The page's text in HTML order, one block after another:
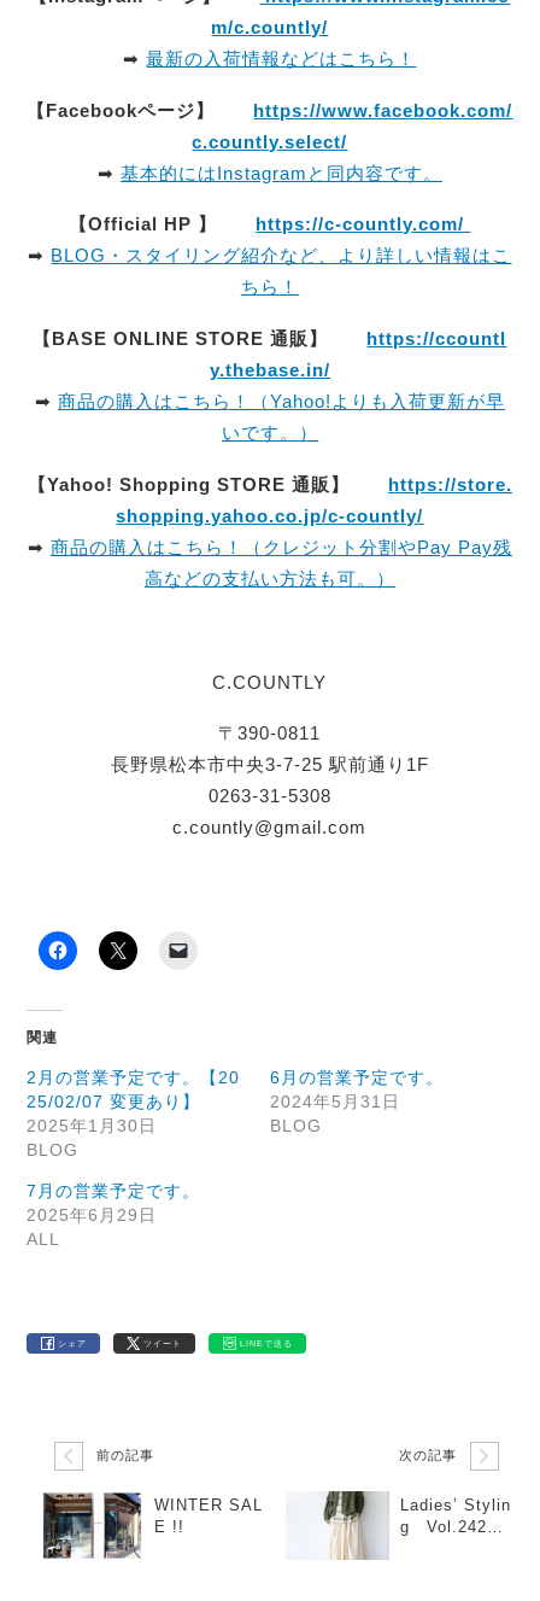
m/c.countly/
➡最新の入荷情報などはこちら！
【Facebookページ】 https://www.facebook.com/
c.countly.select/
➡ 基本的にはInstagramと同内容です。
【Official HP 】
https://c-countly.com/
➡ BLOG・スタイリング紹介など、より詳しい情報はこ
ちら！
【BASE ONLINE STORE 通販】 https://ccountl
y.thebase.in/
➡ 商品の購入はこちら！（Yahoo!よりも入荷更新が早
いです。）
【Yahoo! Shopping STORE 通販】 https://store.
shopping.yahoo.co.jp/c-countly/
➡ 商品の購入はこちら！（クレジット分割やPay Pay残
高などの支払い方法も可。）
C.COUNTLY
〒390-0811
長野県松本市中央3-7-25 駅前通り1F
0263-31-5308
c.countly@gmail.com
関連
2月の営業予定です。【20
25/02/07 変更あり】
2025年1月30日
BLOG
6月の営業予定です。
2024年5月31日
BLOG
7月の営業予定です。
2025年6月29日
ALL
シェア ツイート LINEで送る
前の記事
WINTER SAL
E !!
次の記事
Ladies’ Stylin
g Vol.242